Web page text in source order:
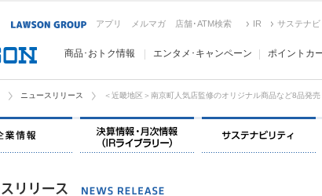
アプリ メルマガ 店舗･ATM検索 IR サステナビ
商品･おトク情報 エンタメ･キャンペーン ポイントカ
ニュースリリース ＜近畿地区＞南京町人気店監修のオリジナル商品など8品発売
企業情報